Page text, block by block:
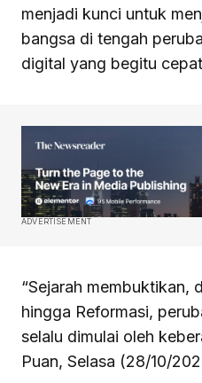
menjadi kunci untuk
bangsa di tengah
digital yang begitu
ADVERTISEMENT
“Sejarah membuktikan,
hingga Reformasi,
selalu dimulai oleh
Puan, Selasa (28/10/